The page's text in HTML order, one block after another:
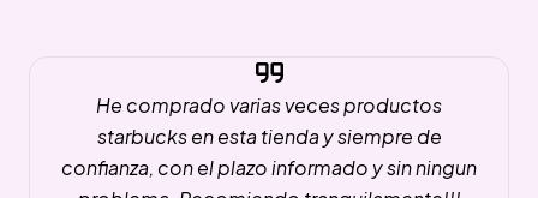
He comprado varias veces productos
starbucks en esta tienda y siempre de
confianza, con el plazo informado y sin ningun